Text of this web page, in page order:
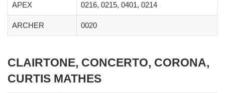
APEX 0216, 0215, 0401, 0214
ARCHER 0020
CLAIRTONE, CONCERTO, CORONA,
CURTIS MATHES